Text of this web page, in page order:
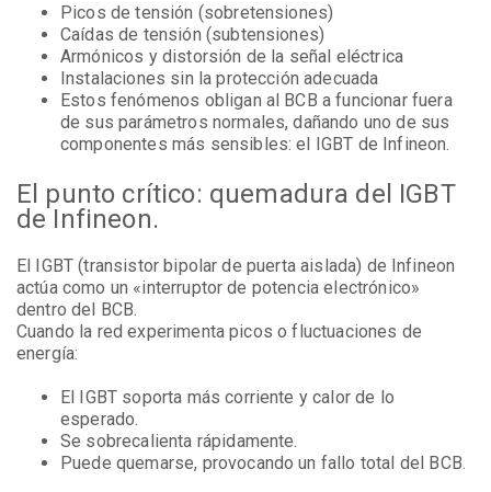
Picos de tensión (sobretensiones)
Caídas de tensión (subtensiones)
Armónicos y distorsión de la señal eléctrica
Instalaciones sin la protección adecuada
Estos fenómenos obligan al BCB a funcionar fuera
de sus parámetros normales, dañando uno de sus
componentes más sensibles: el IGBT de Infineon.
El punto crítico: quemadura del IGBT
de Infineon.
El IGBT (transistor bipolar de puerta aislada) de Infineon
actúa como un «interruptor de potencia electrónico»
dentro del BCB.
Cuando la red experimenta picos o fluctuaciones de
energía:
El IGBT soporta más corriente y calor de lo
esperado.
Se sobrecalienta rápidamente.
Puede quemarse, provocando un fallo total del BCB.